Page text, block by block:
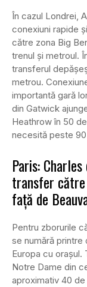
În cazul Londrei,
conexiuni rapide
către zona Big
trenul și metroul.
transferul
metrou.
importantă gară
din Gatwick
Heathrow în 50
necesită peste
Paris:
transfer
față de
Pentru zborurile
se numără
Europa cu
Notre Dame din
aproximativ 40